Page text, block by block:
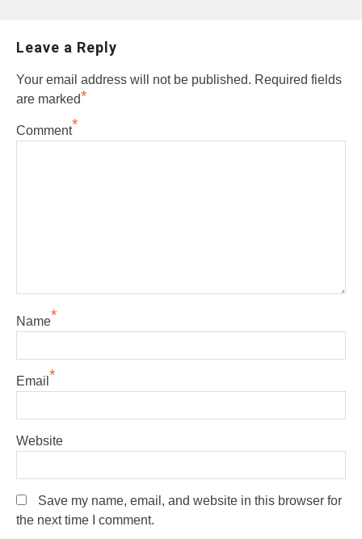
Leave a Reply
Your email address will not be published. Required fields
are marked*
Comment*
Name*
Email *
Website
Save my name, email, and website in this browser for
the next time I comment.